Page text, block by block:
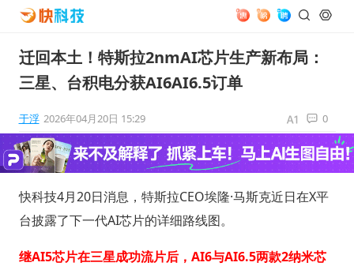
迁回本土！特斯拉2nmAI芯片生产新布局：
三星、台积电分获AI6AI6.5订单
于浮 2026年04月20日 15:29 0
快科技4月20日消息，特斯拉CEO埃隆·马斯克近日在X平
台披露了下一代AI芯片的详细路线图。
继AI5芯片在三星成功流片后，AI6与AI6.5两款2纳米芯